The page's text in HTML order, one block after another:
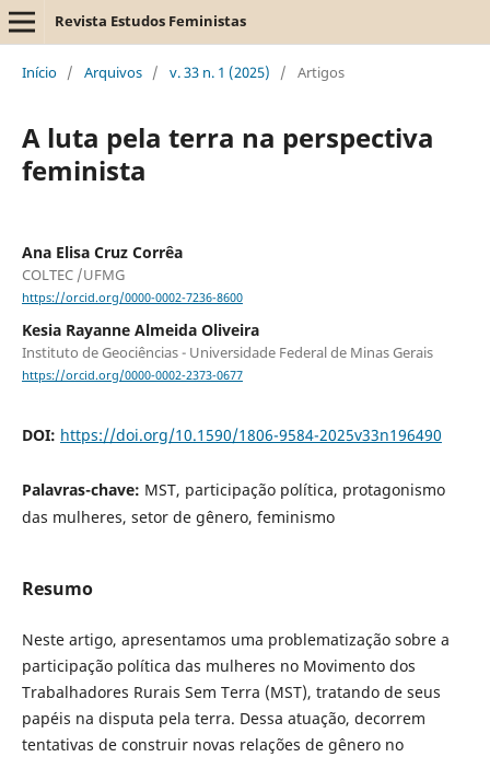
Revista Estudos Feministas
Início / Arquivos / v. 33 n. 1 (2025) / Artigos
A luta pela terra na perspectiva
feminista
Ana Elisa Cruz Corrêa
COLTEC /UFMG
https://orcid.org/0000-0002-7236-8600
Kesia Rayanne Almeida Oliveira
Instituto de Geociências - Universidade Federal de Minas Gerais
https://orcid.org/0000-0002-2373-0677
DOI: https://doi.org/10.1590/1806-9584-2025v33n196490
Palavras-chave: MST, participação política, protagonismo
das mulheres, setor de gênero, feminismo
Resumo
Neste artigo, apresentamos uma problematização sobre a
participação política das mulheres no Movimento dos
Trabalhadores Rurais Sem Terra (MST), tratando de seus
papéis na disputa pela terra. Dessa atuação, decorrem
tentativas de construir novas relações de gênero no